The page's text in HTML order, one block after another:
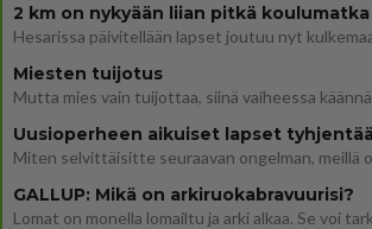
2 km on nykyään liian pitkä koulumatka
Miesten tuijotus
GALLUP: Mikä on arkiruokabravuurisi?